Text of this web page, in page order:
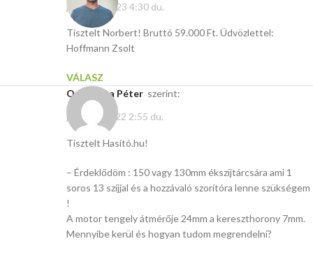
január 6, 2023 4:30 du.
Tisztelt Norbert! Bruttó 59.000 Ft. Üdvözlettel:
Hoffmann Zsolt
VÁLASZ
Osztolyka Péter szerint:
június 7, 2022 2:55 du.
Tisztelt Hasító.hu!
– Érdeklődöm : 150 vagy 130mm ékszíjtárcsára ami 1
soros 13 szíjjal és a hozzávaló szorítóra lenne szükségem
!
A motor tengely átmérője 24mm a kereszthorony 7mm.
Mennyibe kerül és hogyan tudom megrendelni?